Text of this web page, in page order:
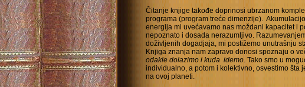
Čitanje knjige takođe doprinosi ubrzanom
programa (program treće dimenzije).
energija mi uvećavamo nas moždani kapacitet i
nepoznato i dosada nerazumljivo.
doživljenih dogadjaja, mi postižemo unutrašnju
Knjiga znanja nam zapravo donosi spoznaju o
odakle dolazimo i kuda idemo. Tako smo u
individualno, a potom i kolektivno, osvestimo šta
na ovoj planeti.